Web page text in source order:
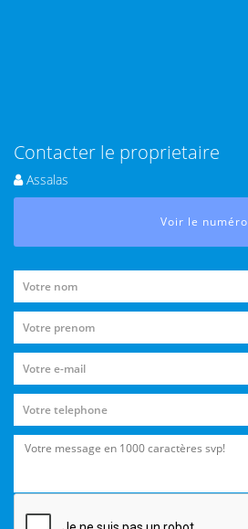
Contacter le proprietaire
Assalas
Voir le numéro